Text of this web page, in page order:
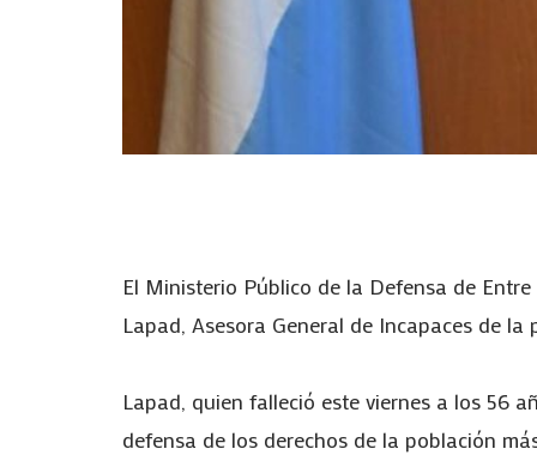
El Ministerio Público de la Defensa de
Lapad, Asesora General de Incapaces de la
Lapad, quien falleció este viernes a los 56
defensa de los derechos de la población